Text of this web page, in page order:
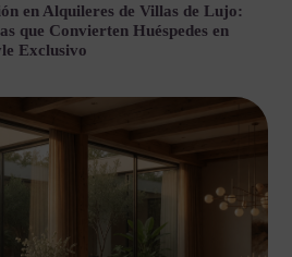
en Alquileres de Villas de Lujo:
que Convierten Huéspedes en
Exclusivo